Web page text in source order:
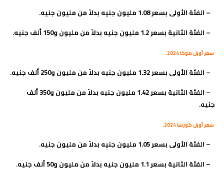
– الفئة الأولى بسعر 1.08 مليون جنيه بدلاً من مليون جنيه
.
– الفئة الثانية بسعر 1.2 مليون جنيه بدلاً من مليون و150 ألف جنيه .
سعر أوبل موكا 2024:
– الفئة الأولى بسعر 1.32 مليون جنيه بدلاً من مليون و250 ألف جنيه
.
–
الفئة الثانية بسعر 1.42 مليون جنيه بدلاً من مليون و350 ألف
جنيه.
سعر أوبل كورسا 2024:
– الفئة الأولى بسعر 1.05 مليون جنيه بدلاً من مليون جنيه
.
– الفئة الثانية بسعر 1.1 مليون جنيه بدلاً من مليون و50 ألف جنيه.